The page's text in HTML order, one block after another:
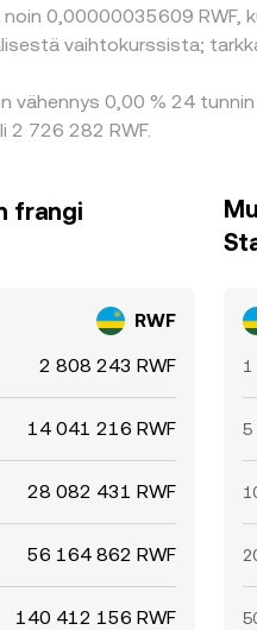
0,00000035609
vaihtokurssista;
0,00 % 24
2 726 282 RWF.
frangi
RWF
2 808 243 RWF
14 041 216 RWF
28 082 431 RWF
56 164 862 RWF
140 412 156 RWF
1
5